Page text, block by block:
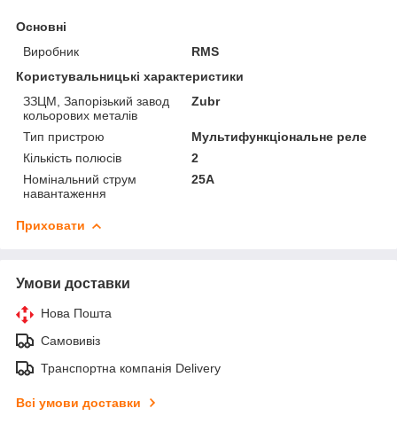
Основні
Виробник
RMS
Користувальницькі характеристики
ЗЗЦМ, Запорізький завод
кольорових металів
Zubr
Тип пристрою
Мультифункціональне реле
Кількість полюсів
2
Номінальний струм
навантаження
25А
Приховати
Умови доставки
Нова Пошта
Самовивіз
Транспортна компанія Delivery
Всі умови доставки